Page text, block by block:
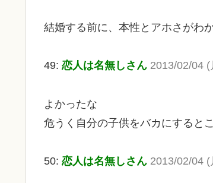
結婚する前に、本性とアホさがわ
49: 恋人は名無しさん 2013/02/04
よかったな
危うく自分の子供をバカにすると
50: 恋人は名無しさん 2013/02/04